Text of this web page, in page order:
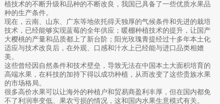
植技术的不断升级和品种的不断改良，我国已具备了一些优质水果品
种的生产条件。
现在，云南、山东、广东等地依托得天独厚的气候条件和先进的栽培
技术，已经能够实现蓝莓的全年供应；暖棚种植技术的提升，让国产
大樱桃的产量和品质都上了新台阶；阳光玫瑰青提经过十多年本土化
适应与技术改良后，在外观、口感和汁水上已经能与进口品类相媲
美。
这些曾经因自然条件和技术壁垒，导致无法在中国本土大面积培育的
高端水果，在科技的加持下得以成功种植，从而改变了这些贵族水果
的市场格局。
很多高价水果可以让海外的种植户和贸易商盈利丰厚，但在国内都免
不了利润率变低、果农亏损的情况，这和国内水果生意模式有关。